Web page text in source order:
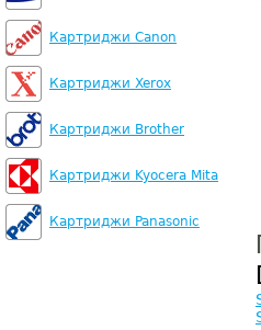
Картриджи Canon
Картриджи Xerox
Картриджи Brother
Картриджи Kyocera Mita
Картриджи Panasonic